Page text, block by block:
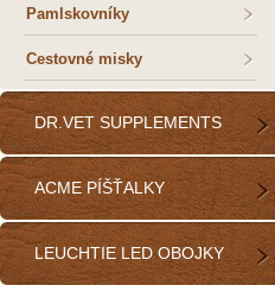
Pamlskovníky
Cestovné misky
DR.VET SUPPLEMENTS
ACME PÍŠŤALKY
LEUCHTIE LED OBOJKY